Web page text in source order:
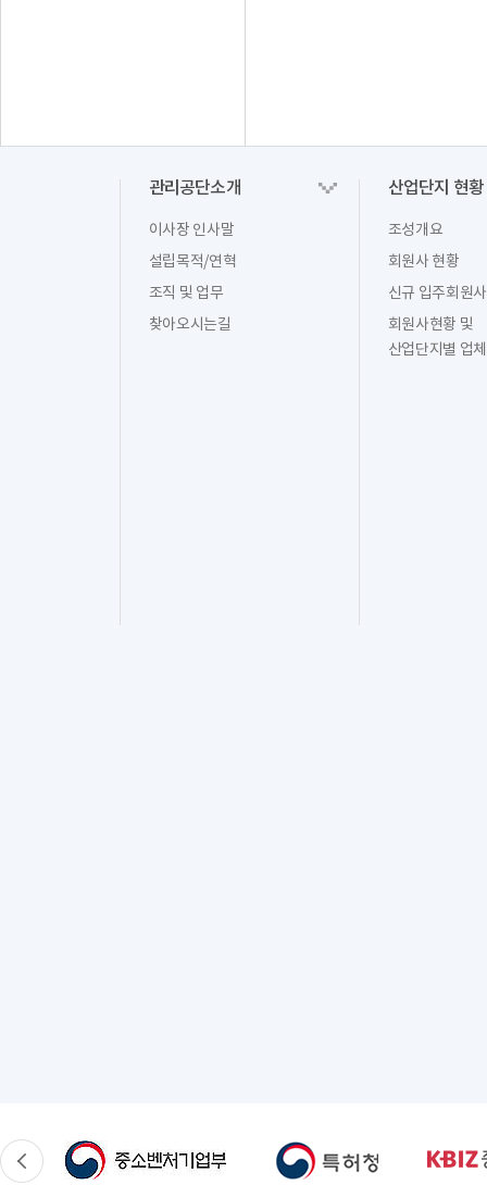
관리공단소개
이사장 인사말
설립목적/연혁
조직 및 업무
찾아오시는길
산업단지 현황
조성개요
회원사 현황
신규 입주회원사
회원사현황 및
산업단지별 업